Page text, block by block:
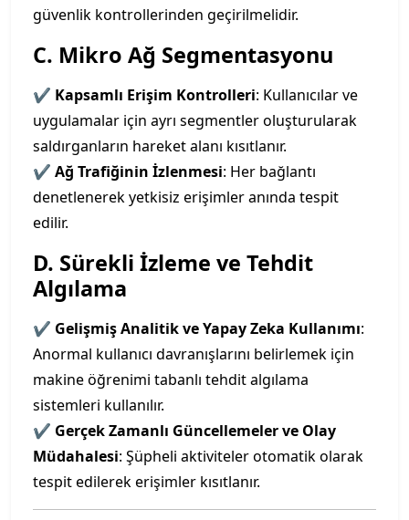
güvenlik kontrollerinden geçirilmelidir.
C. Mikro Ağ Segmentasyonu
✔ Kapsamlı Erişim Kontrolleri: Kullanıcılar ve
uygulamalar için ayrı segmentler oluşturularak
saldırganların hareket alanı kısıtlanır.
✔ Ağ Trafiğinin İzlenmesi: Her bağlantı
denetlenerek yetkisiz erişimler anında tespit
edilir.
D. Sürekli İzleme ve Tehdit
Algılama
✔ Gelişmiş Analitik ve Yapay Zeka Kullanımı:
Anormal kullanıcı davranışlarını belirlemek için
makine öğrenimi tabanlı tehdit algılama
sistemleri kullanılır.
✔ Gerçek Zamanlı Güncellemeler ve Olay
Müdahalesi: Şüpheli aktiviteler otomatik olarak
tespit edilerek erişimler kısıtlanır.